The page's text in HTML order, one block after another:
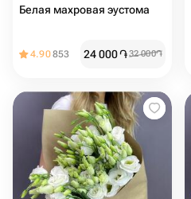
Белая махровая эустома
4.90853 24 000֏32 000֏